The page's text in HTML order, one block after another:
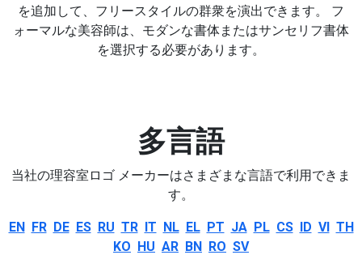
を追加して、フリースタイルの群衆を演出できます。 フ
ォーマルな美容師は、モダンな書体またはサンセリフ書体
を選択する必要があります。
多言語
当社の理容室ロゴ メーカーはさまざまな言語で利用できま
す。
EN FR DE ES RU TR IT NL EL PT JA PL CS ID VI TH
KO HU AR BN RO SV